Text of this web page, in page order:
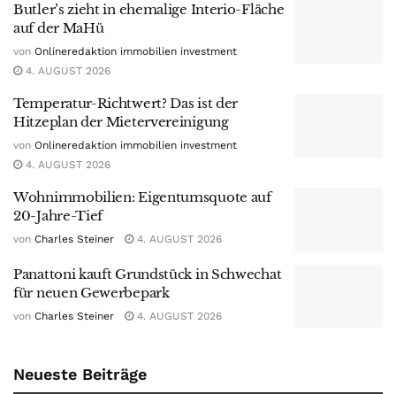
Butler’s zieht in ehemalige Interio-Fläche
auf der MaHü
von Onlineredaktion immobilien investment
4. AUGUST 2026
Temperatur-Richtwert? Das ist der
Hitzeplan der Mietervereinigung
von Onlineredaktion immobilien investment
4. AUGUST 2026
Wohnimmobilien: Eigentumsquote auf
20-Jahre-Tief
von Charles Steiner 4. AUGUST 2026
Panattoni kauft Grundstück in Schwechat
für neuen Gewerbepark
von Charles Steiner 4. AUGUST 2026
Neueste Beiträge